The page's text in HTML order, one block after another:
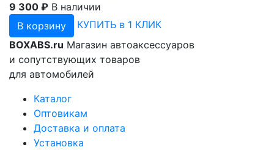
9 300 ₽ В наличии
В корзину
КУПИТЬ в 1 КЛИК
BOXABS.ru Магазин автоаксессуаров
и сопутствующих товаров
для автомобилей
Каталог
Оптовикам
Доставка и оплата
Установка